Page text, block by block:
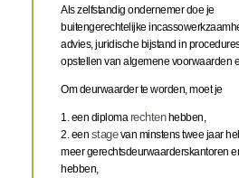
Als zelfstandig ondernemer doe je
buitengerechtelijke
advies, juridische bijstand in
opstellen van algemene voorwaarden
Om deurwaarder te worden, moet je
1. een diplomarechtenhebben,
2. een stagevan minstens twee jaar
meer gerechtsdeurwaarderskantoren
hebben,